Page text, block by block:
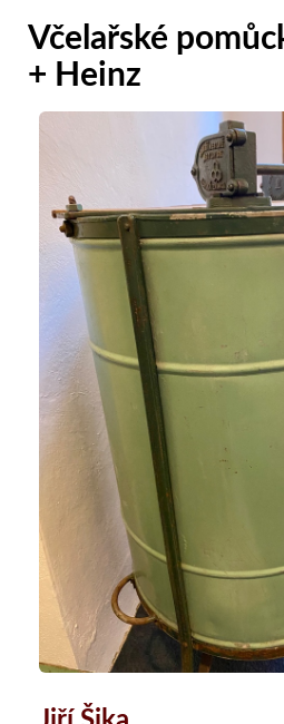
Včelařské
+ Heinz